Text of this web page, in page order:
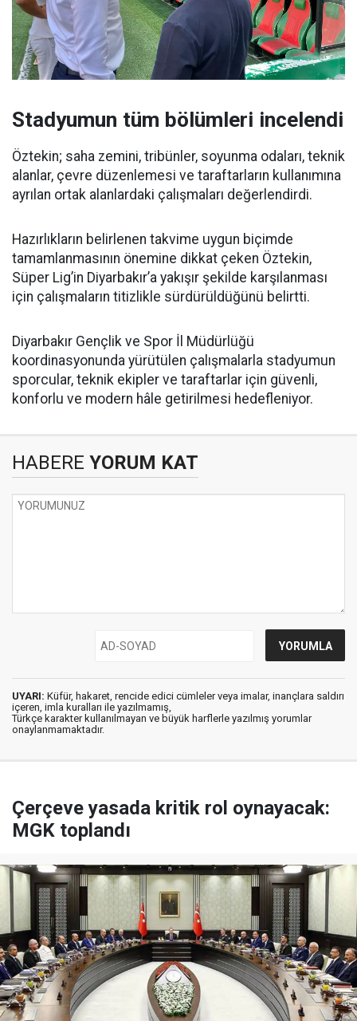
Stadyumun tüm bölümleri incelendi
Öztekin; saha zemini, tribünler, soyunma odaları, teknik
alanlar, çevre düzenlemesi ve taraftarların kullanımına
ayrılan ortak alanlardaki çalışmaları değerlendirdi.
Hazırlıkların belirlenen takvime uygun biçimde
tamamlanmasının önemine dikkat çeken Öztekin,
Süper Lig’in Diyarbakır’a yakışır şekilde karşılanması
için çalışmaların titizlikle sürdürüldüğünü belirtti.
Diyarbakır Gençlik ve Spor İl Müdürlüğü
koordinasyonunda yürütülen çalışmalarla stadyumun
sporcular, teknik ekipler ve taraftarlar için güvenli,
konforlu ve modern hâle getirilmesi hedefleniyor.
HABERE YORUM KAT
UYARI: Küfür, hakaret, rencide edici cümleler veya imalar, inançlara saldırı
içeren, imla kuralları ile yazılmamış,
Türkçe karakter kullanılmayan ve büyük harflerle yazılmış yorumlar
onaylanmamaktadır.
Çerçeve yasada kritik rol oynayacak:
MGK toplandı